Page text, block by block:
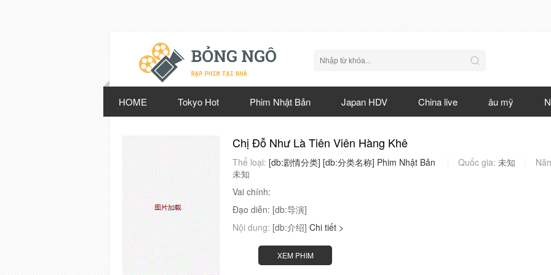
HOME Tokyo Hot Phim Nhật Bản Japan HDV China live âu mỹ
Chị Đỗ Như Là Tiên Viên Hàng Khê
Thể loại: [db:剧情分类] [db:分类名称] Phim Nhật Bản Quốc gia: 未知
未知
Vai chính:
Đạo diễn: [db:导演]
Nội dung: [db:介绍] Chi tiết >
XEM PHIM